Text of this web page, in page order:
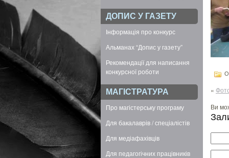
ДОПИС У ГАЗЕТУ
Інформація про конкурс
Альманах “Допис у газету”
Рекомендації для написання
конкурсної роботи
МАГІСТРАТУРА
Про магістерську програму
Для бакалаврів / спеціалістів
Для медіафахівців
Для педагогічних працівників
«
Ви